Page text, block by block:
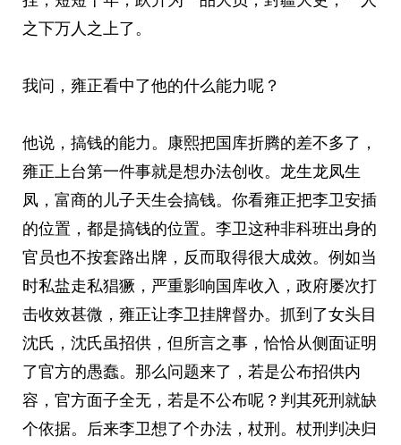
之下万人之上了。
我问，雍正看中了他的什么能力呢？
他说，搞钱的能力。康熙把国库折腾的差不多了，
雍正上台第一件事就是想办法创收。龙生龙凤生
凤，富商的儿子天生会搞钱。你看雍正把李卫安插
的位置，都是搞钱的位置。李卫这种非科班出身的
官员也不按套路出牌，反而取得很大成效。例如当
时私盐走私猖獗，严重影响国库收入，政府屡次打
击收效甚微，雍正让李卫挂牌督办。抓到了女头目
沈氏，沈氏虽招供，但所言之事，恰恰从侧面证明
了官方的愚蠢。那么问题来了，若是公布招供内
容，官方面子全无，若是不公布呢？判其死刑就缺
个依据。后来李卫想了个办法，杖刑。杖刑判决归